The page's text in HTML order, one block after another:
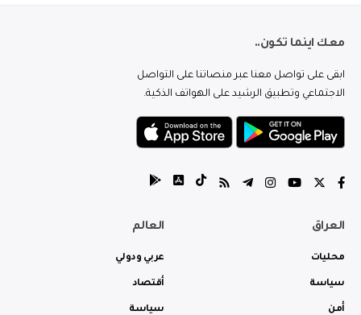
معك اينما تكون..
ابقى على تواصل معنا عبر منصاتنا على التواصل
الاجتماعي وتطبيق الرشيد على الهواتف الذكية.
العراق
محليات
سياسة
أمن
العالم
عربي ودولي
أقتصاد
سياسة